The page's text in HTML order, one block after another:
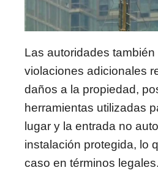
Las autoridades también
violaciones adicionales
daños a la propiedad,
herramientas utilizadas
lugar y la entrada no
instalación protegida, lo
caso en términos legales.